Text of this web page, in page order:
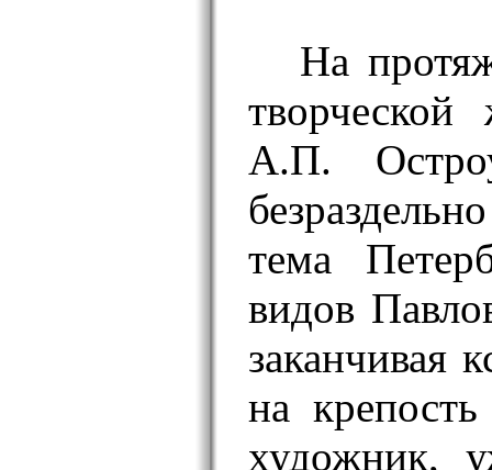
На
А.П.
тема
видов
заканчивая
на
художник,